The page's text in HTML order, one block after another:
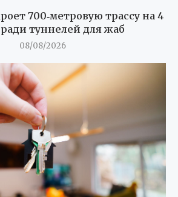
700‑метровую трассу на 4
туннелей для жаб
08/08/2026